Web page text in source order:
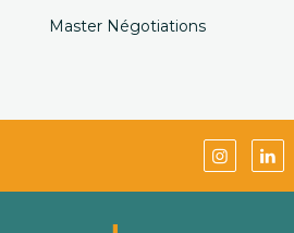
Master Négotiations